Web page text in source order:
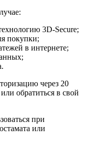
3D-Secure;
покупки;
в интернете;
через 20
обратиться в свой
при
или